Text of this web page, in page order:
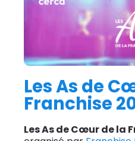
Les As de
Franchise
Les As de Cœur de la